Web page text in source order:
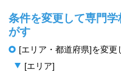
条件を変更して専門
がす
[エリア・都道府県]を変更
[エリア]